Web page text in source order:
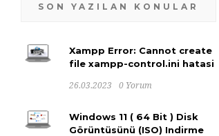
SON YAZILAN KONULAR
Xampp Error: Cannot create
file xampp-control.ini hatasi
26.03.2023 0 Yorum
Windows 11 ( 64 Bit ) Disk
Görüntüsünü (ISO) Indirme